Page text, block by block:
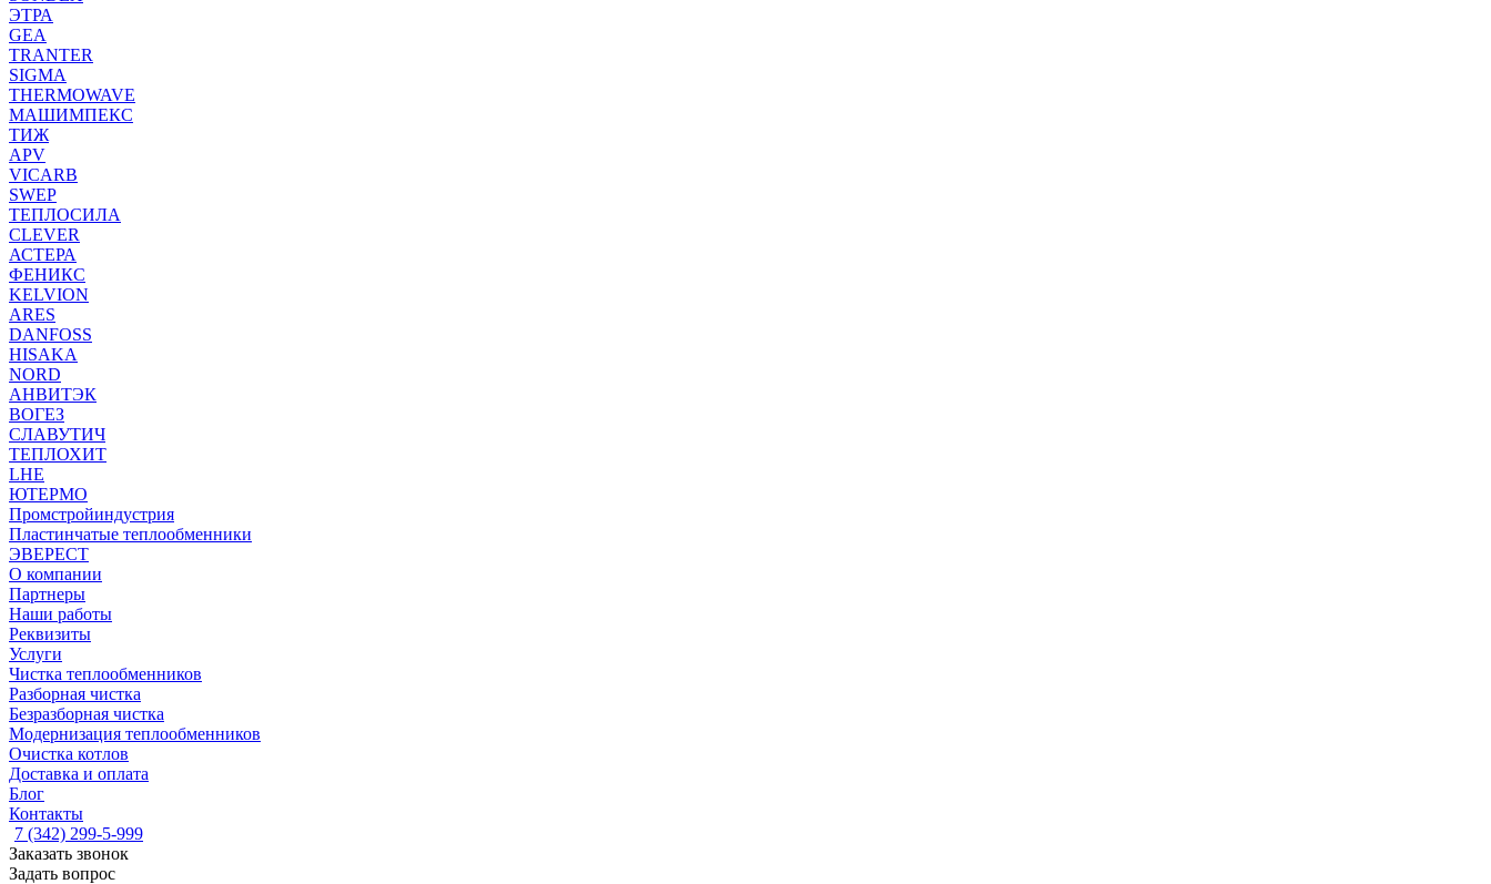
ЭТРА
GEA
TRANTER
SIGMA
THERMOWAVE
МАШИМПЕКС
ТИЖ
APV
VICARB
SWEP
ТЕПЛОСИЛА
CLEVER
АСТЕРА
ФЕНИКС
KELVION
ARES
DANFOSS
HISAKA
NORD
АНВИТЭК
ВОГЕЗ
СЛАВУТИЧ
ТЕПЛОХИТ
LHE
ЮТЕРМО
Промстройиндустрия
Пластинчатые теплообменники
ЭВЕРЕСТ
О компании
Партнеры
Наши работы
Реквизиты
Услуги
Чистка теплообменников
Разборная чистка
Безразборная чистка
Модернизация теплообменников
Очистка котлов
Доставка и оплата
Блог
Контакты
7 (342) 299-5-999
Заказать звонок
Задать вопрос